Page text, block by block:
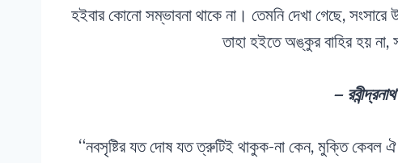
হইবার কোনো সম্ভাবনা থাকে না। তেমনি দেখা গেছে,
তাহা হইতে অঙ্কুর বাহির হয়
–
“নবসৃষ্টির যত দোষ যত ত্রুটিই থাকুক-না কেন, মুক্তি কেবল